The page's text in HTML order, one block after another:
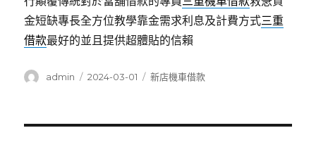
金短缺專長全方位教學靠金需求利息及計費方式三重
借款最好的並且提供超體貼的信賴
作
admin
發
2024-03-01
分
新店機車借款